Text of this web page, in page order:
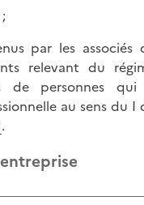
par les associés
relevant du
de personnes
au sens du I
.